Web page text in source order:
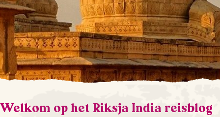
Welkom op het Riksja India reisblog